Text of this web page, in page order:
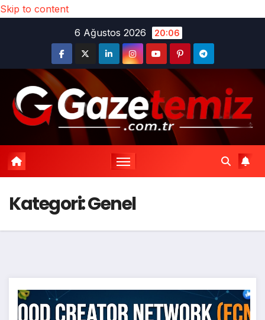
Skip to content
6 Ağustos 2026
20:06
Kategori:Genel